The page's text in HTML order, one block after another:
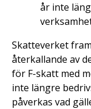
år inte
Skatteverket
återkallande av
för F-skatt med
inte längre
påverkas vad